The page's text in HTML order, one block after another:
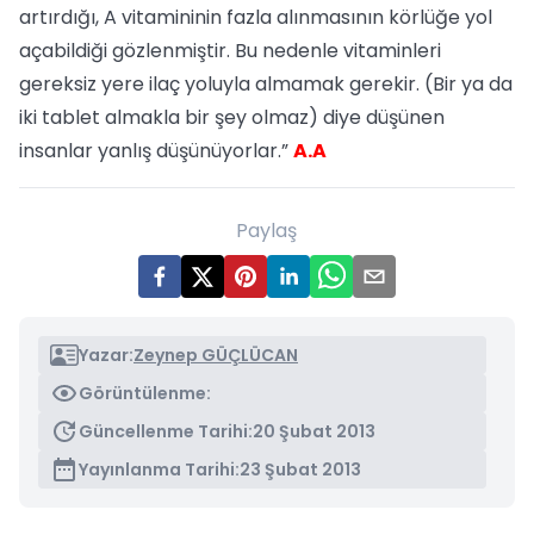
artırdığı, A vitamininin fazla alınmasının körlüğe yol
açabildiği gözlenmiştir. Bu nedenle vitaminleri
gereksiz yere ilaç yoluyla almamak gerekir. (Bir ya da
iki tablet almakla bir şey olmaz) diye düşünen
insanlar yanlış düşünüyorlar.”A.A
Paylaş
Yazar:Zeynep GÜÇLÜCAN
Görüntülenme:
Güncellenme Tarihi:20 Şubat 2013
Yayınlanma Tarihi:23 Şubat 2013